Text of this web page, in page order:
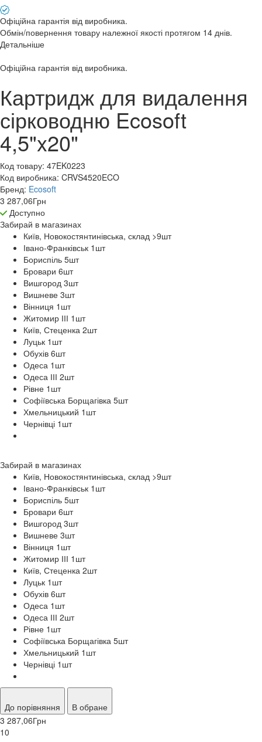
Офіційна гарантія від виробника.
Обмін/повернення товару належної якості протягом 14 днів.
Детальніше
Офіційна гарантія від виробника.
Картридж для видалення
сірководню Ecosoft
4,5"x20"
Код товару: 47EK0223
Код виробника: CRVS4520ECO
Бренд: Ecosoft
3 287,06Грн
Доступно
Забирай в магазинах
Київ, Новокостянтинівська, склад >9шт
Івано-Франківськ 1 шт
Бориспіль 5шт
Бровари 6шт
Вишгород 3шт
Вишневе 3шт
Вінниця 1 шт
Житомир ІІІ 1 шт
Київ, Стеценка 2шт
Луцьк 1 шт
Обухів 6шт
Одеса 1 шт
Одеса ІІІ 2шт
Рівне 1 шт
Софіївська Борщагівка 5шт
Хмельницький 1 шт
Чернівці 1 шт
Забирай в магазинах
Київ, Новокостянтинівська, склад >9шт
Івано-Франківськ 1 шт
Бориспіль 5шт
Бровари 6шт
Вишгород 3шт
Вишневе 3шт
Вінниця 1 шт
Житомир ІІІ 1 шт
Київ, Стеценка 2шт
Луцьк 1 шт
Обухів 6шт
Одеса 1 шт
Одеса ІІІ 2шт
Рівне 1 шт
Софіївська Борщагівка 5шт
Хмельницький 1 шт
Чернівці 1 шт
До порівняння
В обране
3 287,06Грн
10